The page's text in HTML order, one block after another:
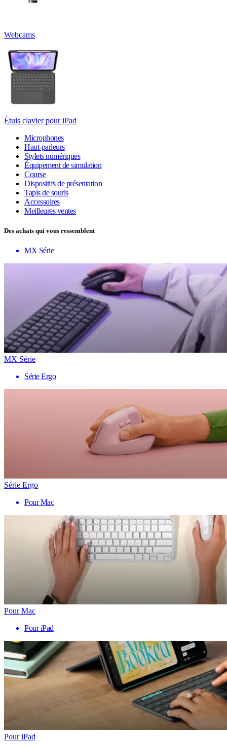
Webcams
Étuis clavier pour iPad
Microphones
Haut-parleurs
Stylets numériques
Équipement de simulation
Course
Dispositifs de présentation
Tapis de souris
Accessoires
Meilleures ventes
Des achats qui vous ressemblent
MX Série
MX Série
Série Ergo
Série Ergo
Pour Mac
Pour Mac
Pour iPad
Pour iPad